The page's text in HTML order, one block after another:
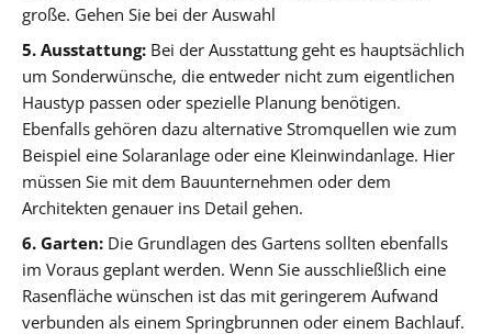
große. Gehen Sie bei der Auswahl
5. Ausstattung: Bei der Ausstattung geht es hauptsächlich
um Sonderwünsche, die entweder nicht zum eigentlichen
Haustyp passen oder spezielle Planung benötigen.
Ebenfalls gehören dazu alternative Stromquellen wie zum
Beispiel eine Solaranlage oder eine Kleinwindanlage. Hier
müssen Sie mit dem Bauunternehmen oder dem
Architekten genauer ins Detail gehen.
6. Garten: Die Grundlagen des Gartens sollten ebenfalls
im Voraus geplant werden. Wenn Sie ausschließlich eine
Rasenfläche wünschen ist das mit geringerem Aufwand
verbunden als einem Springbrunnen oder einem Bachlauf.